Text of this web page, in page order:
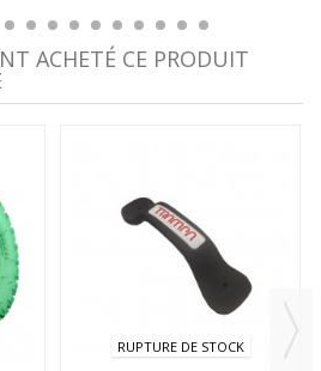
ACHETÉ CE PRODUIT
RUPTURE DE STOCK